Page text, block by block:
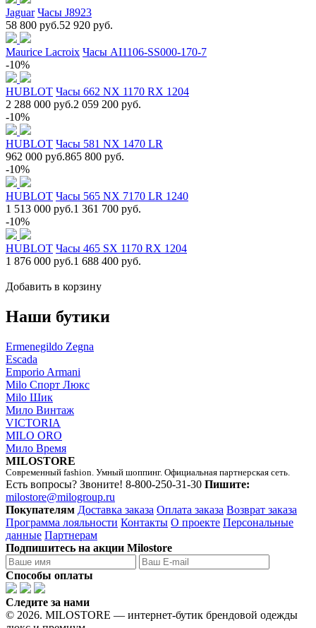
Jaguar Часы J8923
58 800 руб.52 920 руб.
Maurice Lacroix Часы AI1106-SS000-170-7
-10%
HUBLOT Часы 662 NX 1170 RX 1204
2 288 000 руб.2 059 200 руб.
-10%
HUBLOT Часы 581 NX 1470 LR
962 000 руб.865 800 руб.
-10%
HUBLOT Часы 565 NX 7170 LR 1240
1 513 000 руб.1 361 700 руб.
-10%
HUBLOT Часы 465 SX 1170 RX 1204
1 876 000 руб.1 688 400 руб.
Добавить в корзину
Наши бутики
Ermenegildo Zegna
Escada
Emporio Armani
Milo Спорт Люкс
Milo Шик
Мило Винтаж
VICTORIA
MILO ORO
Мило Время
MILOSTORE
Современный fashion. Умный шоппинг. Официальная партнерская сеть.
Есть вопросы? Звоните! 8-800-250-31-30 Пишите:
milostore@milogroup.ru
Покупателям Доставка заказа Оплата заказа Возврат заказа
Программа лояльности Контакты О проекте Персональные
данные Партнерам
Подпишитесь на акции Milostore
Способы оплаты
Следите за нами
© 2026. MILOSTORE — интернет-бутик брендовой одежды